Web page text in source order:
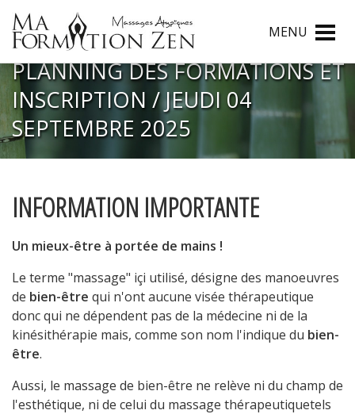
MENU
PLANNING DES FORMATIONS ET
INSCRIPTION / JEUDI 04
SEPTEMBRE 2025
INFORMATION IMPORTANTE
Un mieux-être à portée de mains !
Le terme "massage" içi utilisé, désigne des manoeuvres
de bien-être qui n'ont aucune visée thérapeutique
donc qui ne dépendent pas de la médecine ni de la
kinésithérapie mais, comme son nom l'indique du bien-
être.
Aussi, le massage de bien-être ne relève ni du champ de
l'esthétique, ni de celui du massage thérapeutiquetels